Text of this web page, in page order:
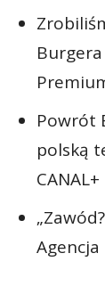
Burgera
Powrót
polską
CANAL+
Agencja